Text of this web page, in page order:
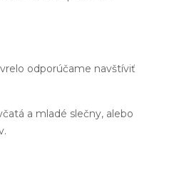
odporúčame navštíviť
a mladé slečny, alebo